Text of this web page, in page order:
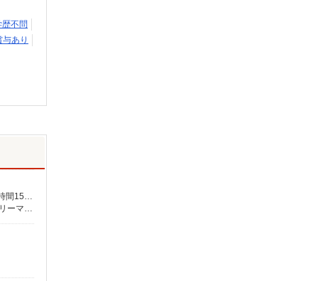
歴不問
あり
月給265,000円〜 ★介護福祉士の方は資格手当20,000円／月 別途交通費支給（30,000円上限／月） 別途残業手当（月平均残業時間15時間）残業代全額支給
【板橋営業所】東京都板橋区蓮根三丁目28-13 ピュアフォレスト西台102号室 【小平営業所】東京都小平市仲町571番地2 ラリーマンション1F東 【在宅介護センター調布】東京都調布市国領町五丁目4-17 パレス調布1990A館 【在宅介護センター府中】東京都府中市武蔵台二丁目20-16 メゾンド樹庵1階 【立川営業所】東京都立川市富士見町一丁目21-18 野村ビル101号室 【在宅介護センター成瀬】東京都町田市南成瀬五丁目1-6 コーポ台益ナルセ B1F